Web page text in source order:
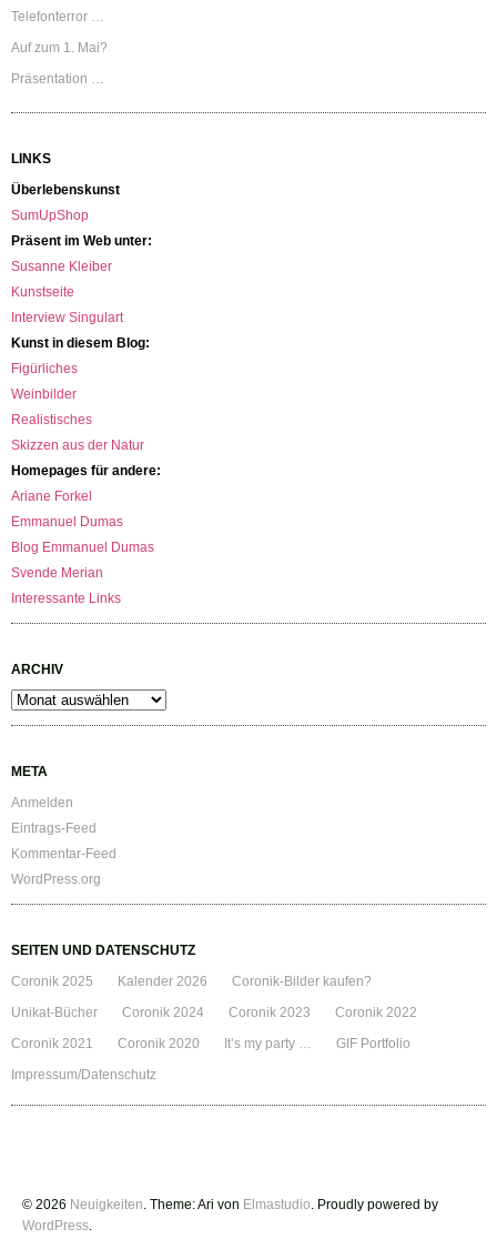
Telefonterror …
Auf zum 1. Mai?
Präsentation …
LINKS
Überlebenskunst
SumUpShop
Präsent im Web unter:
Susanne Kleiber
Kunstseite
Interview Singulart
Kunst in diesem Blog:
Figürliches
Weinbilder
Realistisches
Skizzen aus der Natur
Homepages für andere:
Ariane Forkel
Emmanuel Dumas
Blog Emmanuel Dumas
Svende Merian
Interessante Links
ARCHIV
Archiv
META
Anmelden
Eintrags-Feed
Kommentar-Feed
WordPress.org
SEITEN UND DATENSCHUTZ
Coronik 2025
Kalender 2026
Coronik-Bilder kaufen?
Unikat-Bücher
Coronik 2024 Coronik 2023
Coronik 2022
Coronik 2021
Coronik 2020 It’s my party …
GIF Portfolio
Impressum/Datenschutz
© 2026 Neuigkeiten. Theme: Ari von Elmastudio. Proudly powered by
WordPress.